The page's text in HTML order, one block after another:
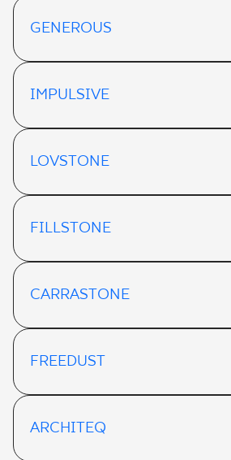
GENEROUS
IMPULSIVE
LOVSTONE
FILLSTONE
CARRASTONE
FREEDUST
ARCHITEQ